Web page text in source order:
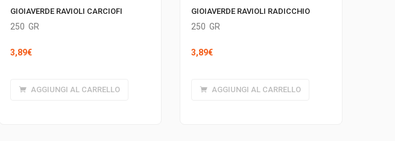
GIOIAVERDE RAVIOLI CARCIOFI
250 GR
3,89€
AGGIUNGI AL CARRELLO
GIOIAVERDE RAVIOLI RADICCHIO
250 GR
3,89€
AGGIUNGI AL CARRELLO